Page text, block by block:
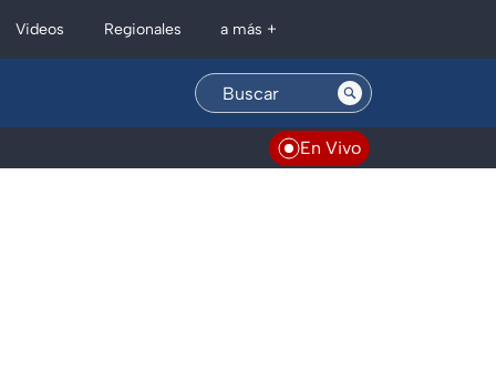
Videos Regionales a más +
En Vivo